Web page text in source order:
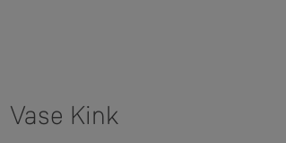
Vase Kink